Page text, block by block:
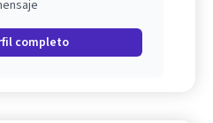
completo